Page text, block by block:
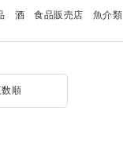
酒 食品販売店 魚介類
数順